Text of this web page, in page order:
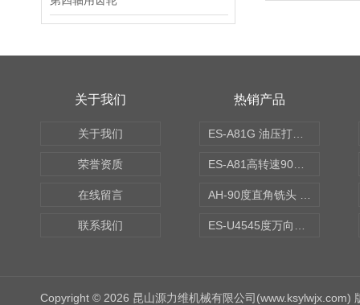
关于我们
关于我们
荣誉资质
在线留言
联系我们
热销产品
Copyright © 2026 昆山源力维机械有限公司(www.ksylwjx.com)